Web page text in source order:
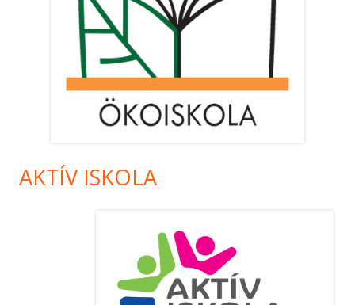
AKTÍV ISKOLA